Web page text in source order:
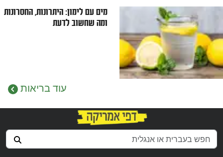
מים עם לימון: היתרונות, החסרונות
ומה שחשוב לדעת
עודבריאות